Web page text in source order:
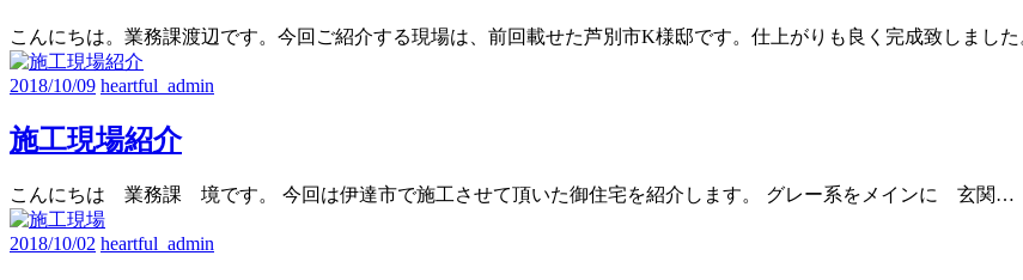
こんにちは。業務課渡辺です。今回ご紹介する現場は、前回載せた芦別市K様邸です。仕上がりも良く完成致しまし
2018/10/09 heartful_admin
施工現場紹介
こんにちは 業務課 境です。 今回は伊達市で施工させて頂いた御住宅を紹介します。 グレー系をメインに 玄関…
2018/10/02 heartful_admin